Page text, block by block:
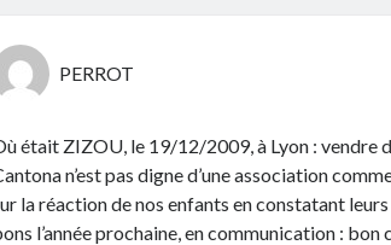
PERROT
était ZIZOU, le 19/12/2009, à Lyon : vendre
n’est pas digne d’une association
la réaction de nos enfants en constatant
l’année prochaine, en communication : bon